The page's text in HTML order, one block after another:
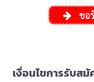
ขอ
เงื่อนไขการรับสมั